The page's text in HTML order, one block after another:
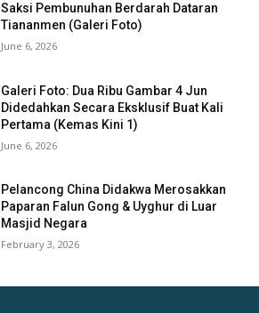
Saksi Pembunuhan Berdarah Dataran
Tiananmen (Galeri Foto)
June 6, 2026
Galeri Foto: Dua Ribu Gambar 4 Jun
Didedahkan Secara Eksklusif Buat Kali
Pertama (Kemas Kini 1)
June 6, 2026
Pelancong China Didakwa Merosakkan
Paparan Falun Gong & Uyghur di Luar
Masjid Negara
February 3, 2026